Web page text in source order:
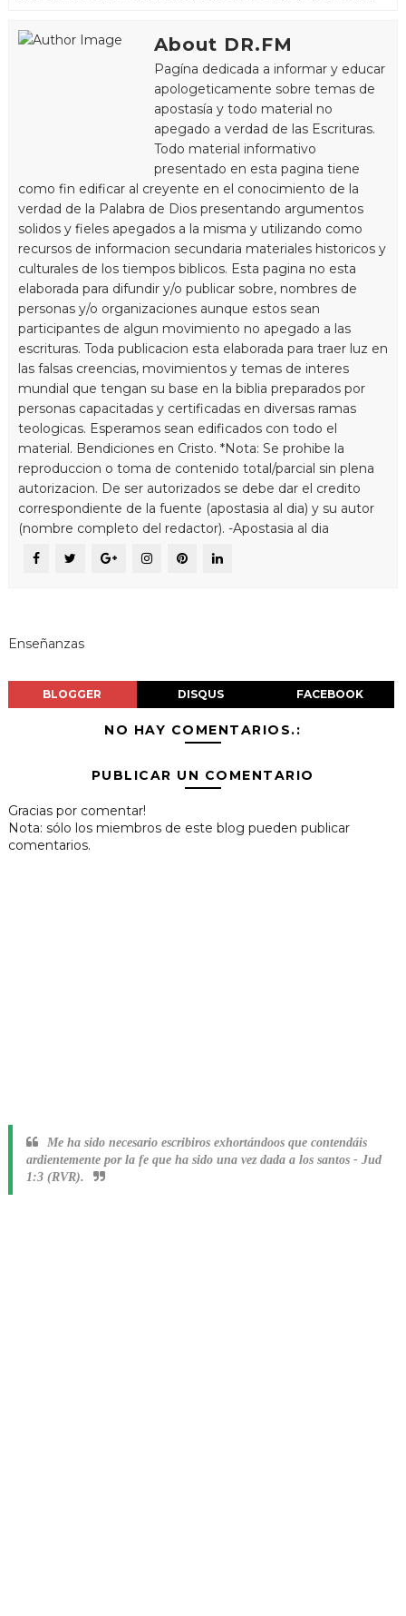
About DR.FM
Pagína dedicada a informar y educar
apologeticamente sobre temas de
apostasía y todo material no
apegado a verdad de las Escrituras.
Todo material informativo
presentado en esta pagina tiene
como fin edificar al creyente en el conocimiento de la
verdad de la Palabra de Dios presentando argumentos
solidos y fieles apegados a la misma y utilizando como
recursos de informacion secundaria materiales historicos y
culturales de los tiempos biblicos. Esta pagina no esta
elaborada para difundir y/o publicar sobre, nombres de
personas y/o organizaciones aunque estos sean
participantes de algun movimiento no apegado a las
escrituras. Toda publicacion esta elaborada para traer luz en
las falsas creencias, movimientos y temas de interes
mundial que tengan su base en la biblia preparados por
personas capacitadas y certificadas en diversas ramas
teologicas. Esperamos sean edificados con todo el
material. Bendiciones en Cristo. *Nota: Se prohibe la
reproduccion o toma de contenido total/parcial sin plena
autorizacion. De ser autorizados se debe dar el credito
correspondiente de la fuente (apostasia al dia) y su autor
(nombre completo del redactor). -Apostasia al dia
Enseñanzas
BLOGGER DISQUS FACEBOOK
NO HAY COMENTARIOS.:
PUBLICAR UN COMENTARIO
Gracias por comentar!
Nota: sólo los miembros de este blog pueden publicar
comentarios.
Me ha sido necesario escribiros exhortándoos que contendáis
ardientemente por la fe que ha sido una vez dada a los santos - Jud
1:3 (RVR).